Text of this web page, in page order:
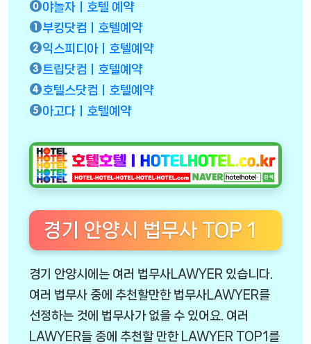
야놀자ㅣ호텔 예약
부킹닷컴ㅣ호텔예약
익스피디아ㅣ호텔예약
트립닷컴ㅣ호텔예약
호텔스닷컴ㅣ호텔예약
아고다ㅣ호텔예약
경기 안양시 법무사 TOP 1
경기 안양시에는 여러 법무사LAWYER 있습니다.
여러 법무사 중에 추천할만한 법무사LAWYER를
선정하는 것에 법무사가 없을 수 있어요. 여러
LAWYER들 중에 추천할 만한 LAWYER TOP1를